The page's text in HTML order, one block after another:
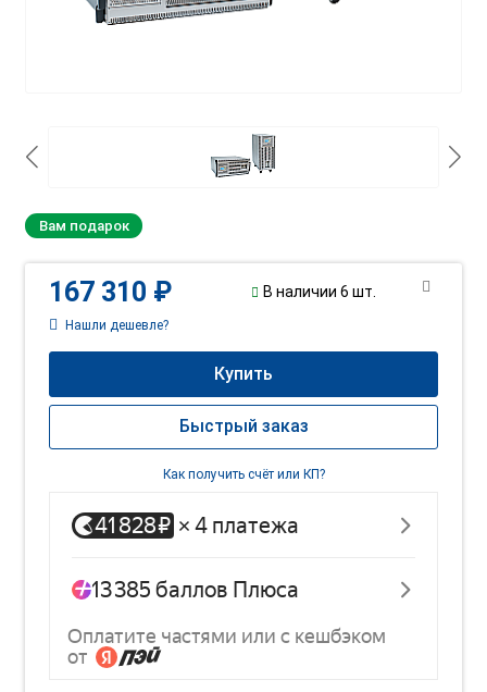
Вам подарок
167 310 ₽ В наличии 6 шт.
Нашли дешевле?
Купить
Быстрый заказ
Как получить счёт или КП?